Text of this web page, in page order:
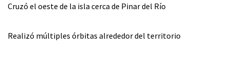
Cruzó el oeste de la isla cerca de Pinar del Río
Realizó múltiples órbitas alrededor del territorio